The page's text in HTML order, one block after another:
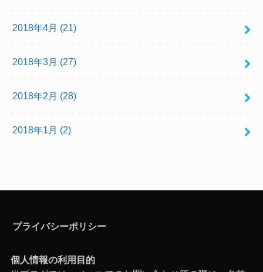
2018年4月 (21)
2018年3月 (27)
2018年2月 (28)
2018年1月 (2)
プライバシーポリシー
個人情報の利用目的